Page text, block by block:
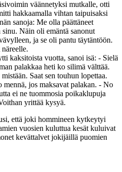
väännetyksi mutkalle, otti
hakkaamalla vihtan taipuisaksi
sanoja: Me olla päättäneet
sinu. Näin oli emäntä sanonut
ja se oli pantu täytäntöön.
kaksitoista vuotta, sanoi isä: - Sielä
palakkaa heti ko silimä välttää.
Saat sen touhun lopettaa.
jos maksavat palakan. - No
ei ne tuommosia poikaklupuja
yrittää kysyä.
että joki hommineen kytkeytyi
vuosien kuluttua kesät kuluivat
kevättalvet jokijäillä puomien